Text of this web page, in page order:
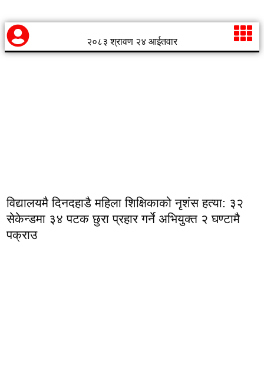
२०८३ श्रावण २४ आईतवार
विद्यालयमै दिनदहाडै महिला शिक्षिकाको नृशंस हत्या: ३२
सेकेन्डमा ३४ पटक छुरा प्रहार गर्ने अभियुक्त २ घण्टामै
पक्राउ